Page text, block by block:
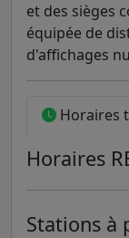
et des sièges
équipée de
d'affichages
Horaires
Horaires
Stations à